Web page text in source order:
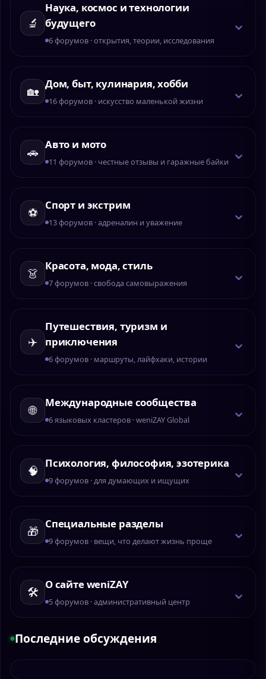
🔬
Наука, космос и технологии
будущего
6 форумов · открытия, теории, исследования
⌄
🏡 Дом, быт, кулинария, хобби
16 форумов · искусство маленькой жизни ⌄
🚗 Авто и мото
11 форумов · честные отзывы и гаражные байки ⌄
⚽ Спорт и экстрим
13 форумов · адреналин и уважение ⌄
👗 Красота, мода, стиль
7 форумов · свобода самовыражения ⌄
✈️
Путешествия, туризм и
приключения
6 форумов · маршруты, лайфхаки, истории
⌄
🌐 Международные сообщества
6 языковых кластеров · weniZAY Global ⌄
🧠 Психология, философия, эзотерика
9 форумов · для думающих и ищущих ⌄
🎁 Специальные разделы
9 форумов · вещи, что делают жизнь проще ⌄
🛠️ О сайте weniZAY
5 форумов · административный центр ⌄
Последние обсуждения